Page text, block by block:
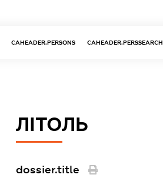
CAHEADER.PERSONS CAHEADER.PERSSEARCH
ЛІТОЛЬ
dossier.title